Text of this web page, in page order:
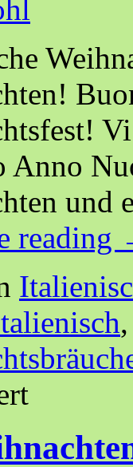
Anno
und
reading
,